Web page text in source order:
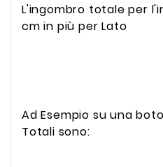
L'ingombro totale per
cm in più per Lato
Ad Esempio su una
Totali sono: